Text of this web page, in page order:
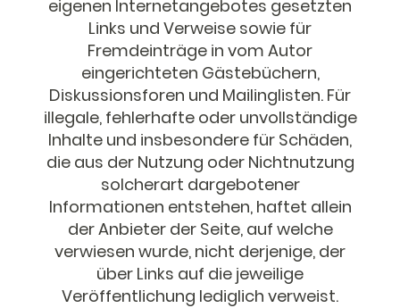
eigenen Internetangebotes gesetzten
Links und Verweise sowie für
Fremdeinträge in vom Autor
eingerichteten Gästebüchern,
Diskussionsforen und Mailinglisten. Für
illegale, fehlerhafte oder unvollständige
Inhalte und insbesondere für Schäden,
die aus der Nutzung oder Nichtnutzung
solcherart dargebotener
Informationen entstehen, haftet allein
der Anbieter der Seite, auf welche
verwiesen wurde, nicht derjenige, der
über Links auf die jeweilige
Veröffentlichung lediglich verweist.